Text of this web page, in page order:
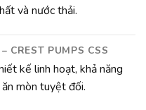
và nước thải.
CREST PUMPS CSS
kế linh hoạt, khả năng
mòn tuyệt đối.